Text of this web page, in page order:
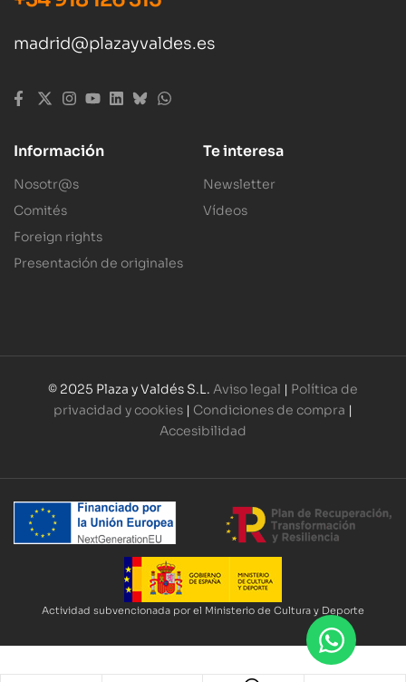
madrid@plazayvaldes.es
Información
Nosotr@s
Comités
Foreign rights
Presentación de originales
Te interesa
Newsletter
Vídeos
© 2025 Plaza y Valdés S.L. Aviso legal | Política de
privacidad y cookies | Condiciones de compra |
Accesibilidad
Actividad subvencionada por el Ministerio de Cultura y Deporte